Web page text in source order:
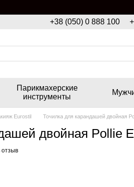
+38 (050) 0 888 100
Парикмахерские
инструменты
Eurostil Точилка для карандашей двойная
двойная Pollie
отзыв